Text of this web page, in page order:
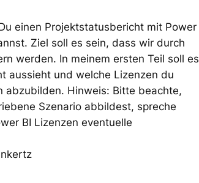
einen Projektstatusbericht mit Power
Ziel soll es sein, dass wir durch
werden. In meinem ersten Teil soll es
aussieht und welche Lizenzen du
abzubilden. Hinweis: Bitte beachte,
Szenario abbildest, spreche
BI Lizenzen eventuelle